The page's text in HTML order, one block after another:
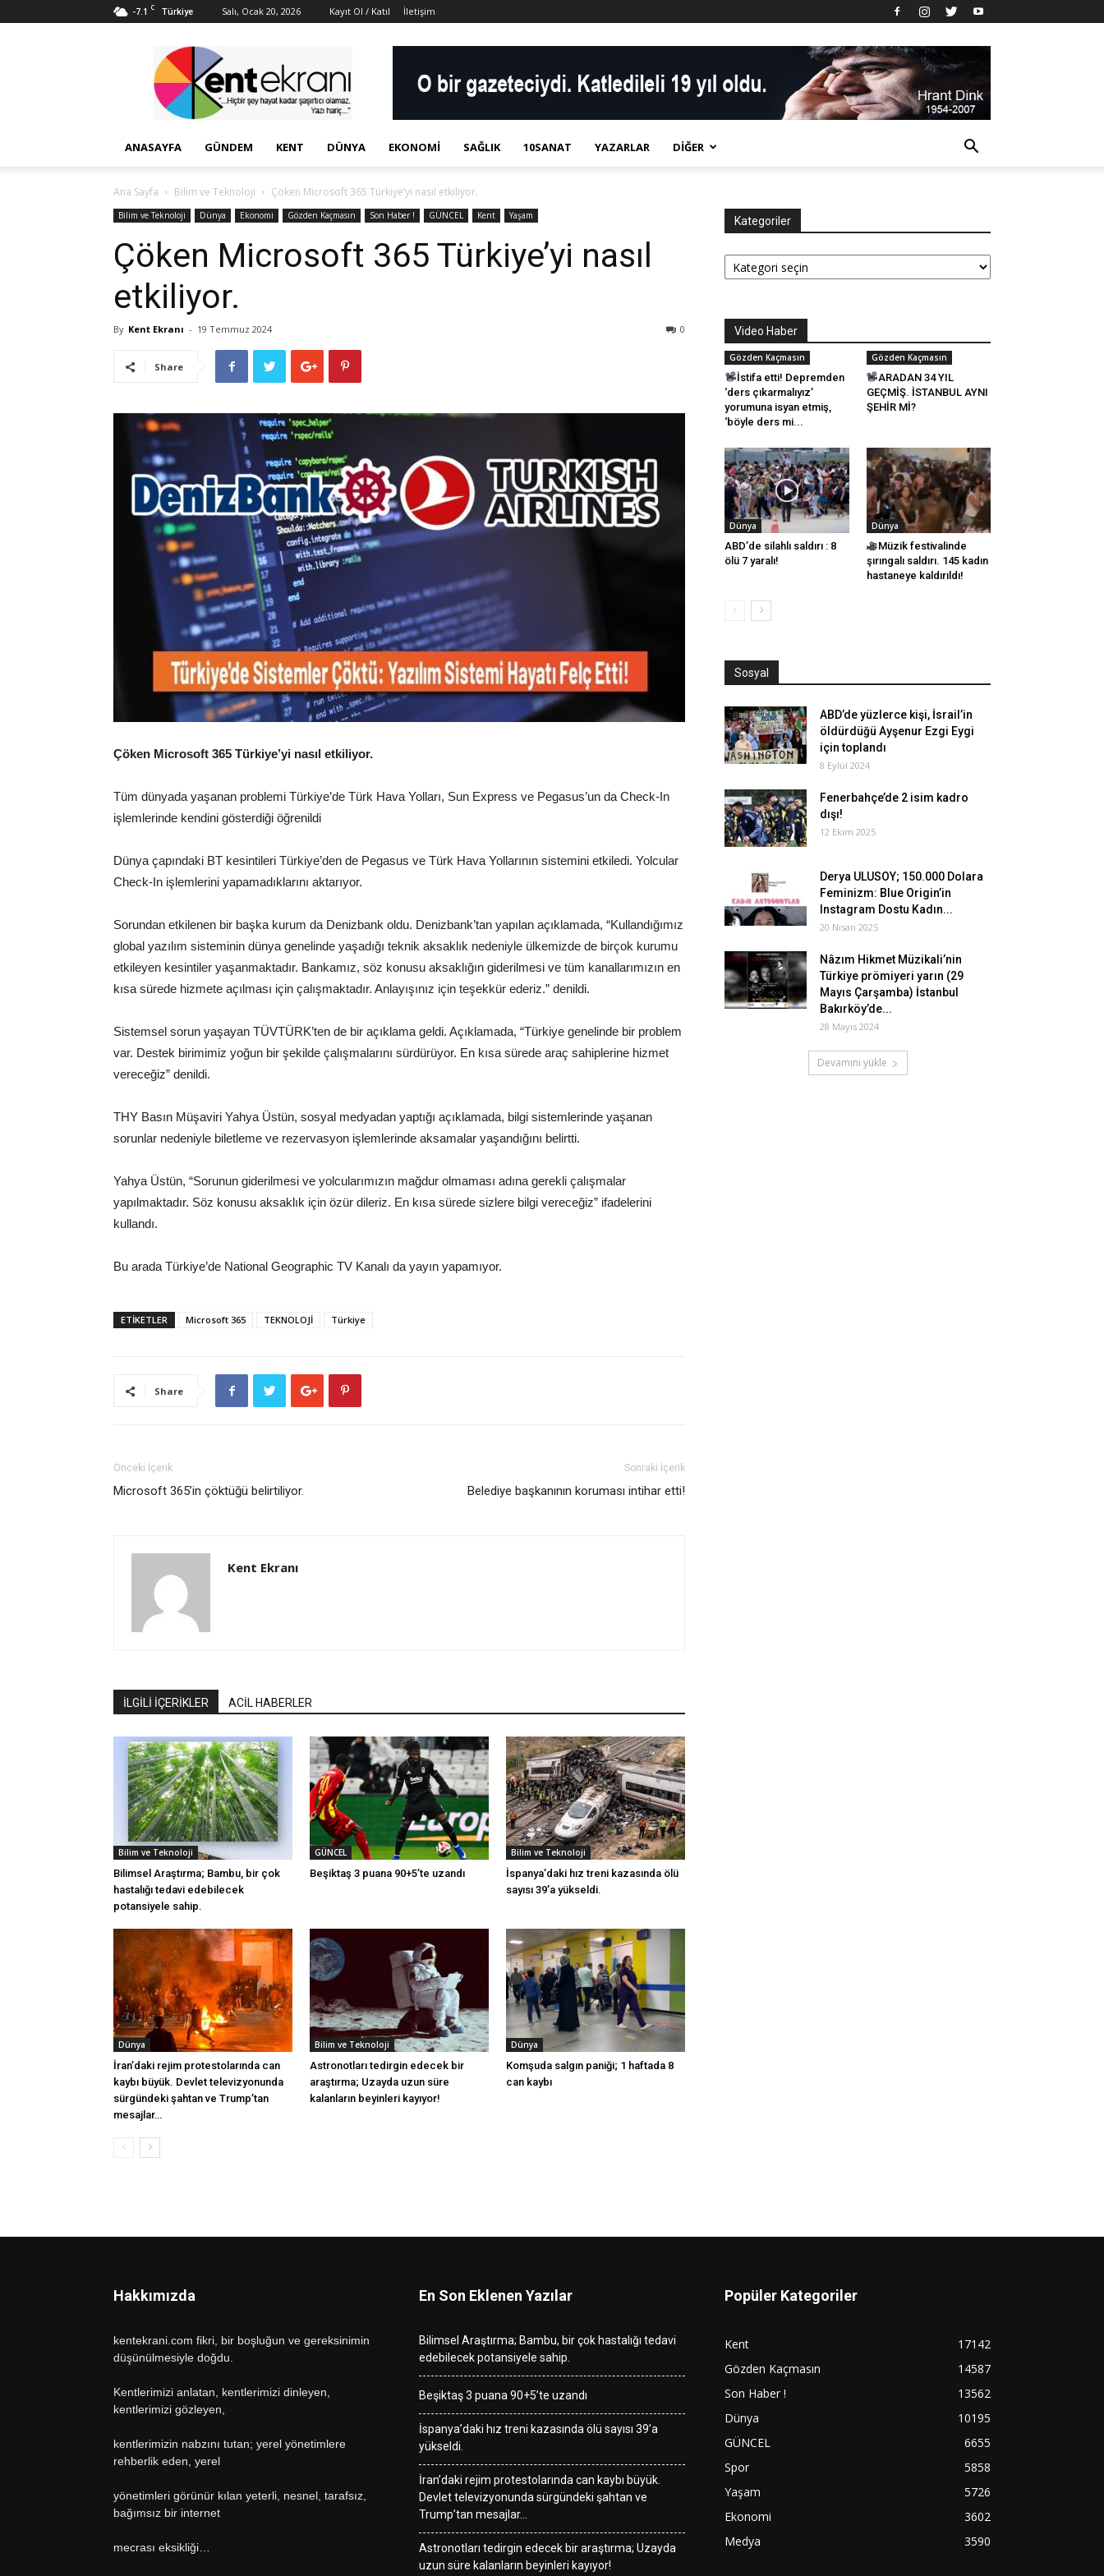
-7.1 C Türkiye Salı, Ocak 20, 2026 Kayıt Ol / Katıl İletişim
Ekranı
ANASAYFA GÜNDEM KENT DÜNYA EKONOMI SAĞLIK 10SANAT YAZARLAR DIĞER
Ana Sayfa Bilim ve Teknoloji Çöken Microsoft 365 Türkiye’yi nasıl etkiliyor.
Bilim ve Teknoloji Dünya Ekonomi Gözden Kaçmasın Son Haber ! GÜNCEL Kent Yaşam
Çöken Microsoft 365 Türkiye’yi nasıl
etkiliyor.
By Kent Ekranı - 19 Temmuz 2024 0
Share
Çöken Microsoft 365 Türkiye’yi nasıl etkiliyor.
Tüm dünyada yaşanan problemi Türkiye’de Türk Hava Yolları, Sun Express ve Pegasus’un da Check-In
işlemlerinde kendini gösterdiği öğrenildi
Dünya çapındaki BT kesintileri Türkiye’den de Pegasus ve Türk Hava Yollarının sistemini etkiledi. Yolcular
Check-In işlemlerini yapamadıklarını aktarıyor.
Sorundan etkilenen bir başka kurum da Denizbank oldu. Denizbank’tan yapılan açıklamada, “Kullandığımız
global yazılım sisteminin dünya genelinde yaşadığı teknik aksaklık nedeniyle ülkemizde de birçok kurumu
etkileyen kesintiler yaşanmaktadır. Bankamız, söz konusu aksaklığın giderilmesi ve tüm kanallarımızın en
kısa sürede hizmete açılması için çalışmaktadır. Anlayışınız için teşekkür ederiz.” denildi.
Sistemsel sorun yaşayan TÜVTÜRK’ten de bir açıklama geldi. Açıklamada, “Türkiye genelinde bir problem
var. Destek birimimiz yoğun bir şekilde çalışmalarını sürdürüyor. En kısa sürede araç sahiplerine hizmet
vereceğiz” denildi.
THY Basın Müşaviri Yahya Üstün, sosyal medyadan yaptığı açıklamada, bilgi sistemlerinde yaşanan
sorunlar nedeniyle biletleme ve rezervasyon işlemlerinde aksamalar yaşandığını belirtti.
Yahya Üstün, “Sorunun giderilmesi ve yolcularımızın mağdur olmaması adına gerekli çalışmalar
yapılmaktadır. Söz konusu aksaklık için özür dileriz. En kısa sürede sizlere bilgi vereceğiz” ifadelerini
kullandı.
Bu arada Türkiye’de National Geographic TV Kanalı da yayın yapamıyor.
ETİKETLER Microsoft 365 TEKNOLOJİ Türkiye
Share
Önceki İçerik
Microsoft 365’in çöktüğü belirtiliyor.
Sonraki İçerik
Belediye başkanının koruması intihar etti!
Kent Ekranı
İLGİLİ İÇERİKLER ACİL HABERLER
Bilim ve Teknoloji
Bilimsel Araştırma; Bambu, bir çok
hastalığı tedavi edebilecek
potansiyele sahip.
GÜNCEL
Beşiktaş 3 puana 90+5’te uzandı
Bilim ve Teknoloji
İspanya’daki hız treni kazasında ölü
sayısı 39’a yükseldi.
Dünya
İran’daki rejim protestolarında can
kaybı büyük. Devlet televizyonunda
sürgündeki şahtan ve Trump’tan
mesajlar…
Bilim ve Teknoloji
Astronotları tedirgin edecek bir
araştırma; Uzayda uzun süre
kalanların beyinleri kayıyor!
Dünya
Komşuda salgın paniği; 1 haftada 8
can kaybı
Kategoriler
Kategoriler
Video Haber
Gözden Kaçmasın
İstifa etti! Depremden
‘ders çıkarmalıyız’
yorumuna isyan etmiş,
‘böyle ders mi...
Gözden Kaçmasın
ARADAN 34 YIL
GEÇMİŞ. İSTANBUL AYNI
ŞEHİR Mİ?
Dünya
ABD’de silahlı saldırı : 8
ölü 7 yaralı!
Dünya
Müzik festivalinde
şırıngalı saldırı. 145 kadın
hastaneye kaldırıldı!
Sosyal
ABD’de yüzlerce kişi, İsrail’in
öldürdüğü Ayşenur Ezgi Eygi
için toplandı
8 Eylül 2024
Fenerbahçe’de 2 isim kadro
dışı!
12 Ekim 2025
Derya ULUSOY; 150.000 Dolara
Feminizm: Blue Origin’in
Instagram Dostu Kadın...
20 Nisan 2025
Nâzım Hikmet Müzikali’nin
Türkiye prömiyeri yarın (29
Mayıs Çarşamba) İstanbul
Bakırköy’de...
28 Mayıs 2024
Devamını yükle
Hakkımızda
kentekrani.com fikri, bir boşluğun ve gereksinimin
düşünülmesiyle doğdu.
Kentlerimizi anlatan, kentlerimizi dinleyen,
kentlerimizi gözleyen,
kentlerimizin nabzını tutan; yerel yönetimlere
rehberlik eden, yerel
yönetimleri görünür kılan yeterli, nesnel, tarafsız,
bağımsız bir internet
mecrası eksikliği…
En Son Eklenen Yazılar
Bilimsel Araştırma; Bambu, bir çok hastalığı tedavi
edebilecek potansiyele sahip.
Beşiktaş 3 puana 90+5’te uzandı
İspanya’daki hız treni kazasında ölü sayısı 39’a
yükseldi.
İran’daki rejim protestolarında can kaybı büyük.
Devlet televizyonunda sürgündeki şahtan ve
Trump’tan mesajlar…
Astronotları tedirgin edecek bir araştırma; Uzayda
uzun süre kalanların beyinleri kayıyor!
Popüler Kategoriler
Kent
17142
Gözden Kaçmasın
14587
Son Haber !
13562
Dünya
10195
GÜNCEL
6655
Spor
5858
Yaşam
5726
Ekonomi
3602
Medya
3590